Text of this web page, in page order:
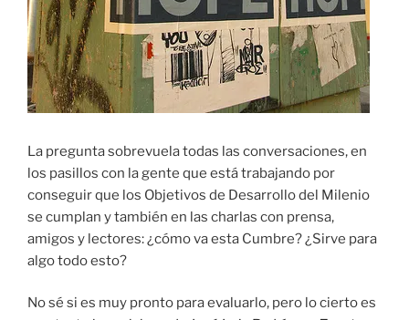
La pregunta sobrevuela todas las conversaciones, en
los pasillos con la gente que está trabajando por
conseguir que los Objetivos de Desarrollo del Milenio
se cumplan y también en las charlas con prensa,
amigos y lectores: ¿cómo va esta Cumbre? ¿Sirve para
algo todo esto?
No sé si es muy pronto para evaluarlo, pero lo cierto es